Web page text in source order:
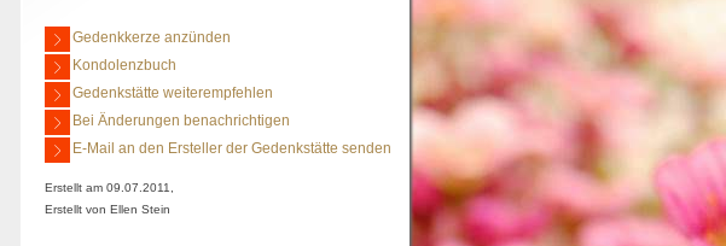
Gedenkkerze anzünden
Kondolenzbuch
Gedenkstätte weiterempfehlen
Bei Änderungen benachrichtigen
E-Mail an den Ersteller der Gedenkstätte senden
Erstellt am 09.07.2011,
Erstellt von Ellen Stein